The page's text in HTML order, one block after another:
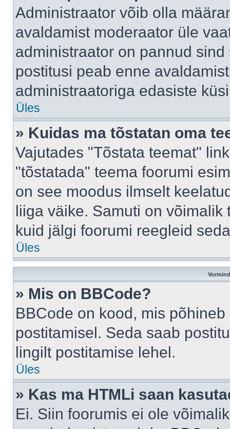
Administraator võib olla
avaldamist moderaator üle
administraator on pannud
postitusi peab enne
administraatoriga edasiste
Üles
» Kuidas ma tõstatan oma
Vajutades "Tõstata teemat"
"tõstatada" teema foorumi
on see moodus ilmselt
liiga väike. Samuti on
kuid jälgi foorumi reegleid
Üles
» Mis on BBCode?
BBCode on kood, mis
postitamisel. Seda saab
lingilt postitamise lehel.
Üles
» Kas ma HTMLi saan
Ei. Siin foorumis ei ole